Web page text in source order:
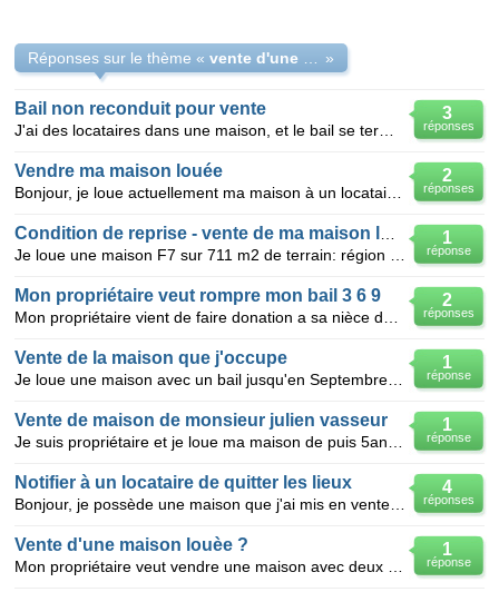
Réponses sur le thème « »
3
réponses
Bail non reconduit pour vente
2
réponses
Vendre ma maison louée
1
réponse
2
réponses
Mon propriétaire veut rompre mon bail 3 6 9
1
réponse
Vente de la maison que j'occupe
1
réponse
Vente de maison de monsieur julien vasseur
4
réponses
Notifier à un locataire de quitter les lieux
1
réponse
Vente d'une maison louèe ?